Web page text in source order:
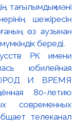
тағылымдық мәні
шежіресін
өз аузынан
береді.